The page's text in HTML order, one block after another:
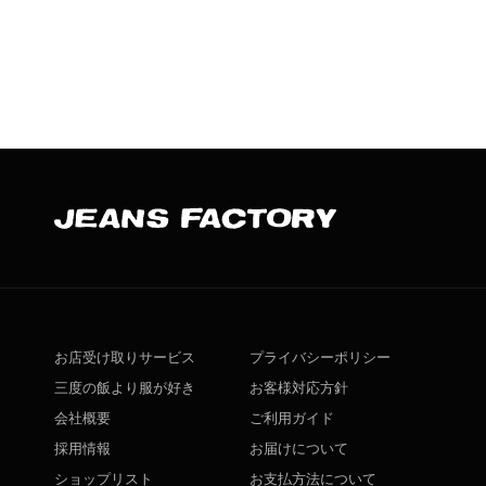
お店受け取りサービス
三度の飯より服が好き
会社概要
採用情報
ショップリスト
プライバシーポリシー
お客様対応方針
ご利用ガイド
お届けについて
お支払方法について